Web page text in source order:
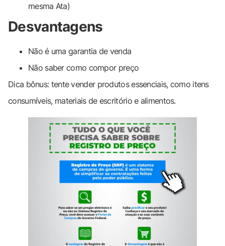
mesma Ata)
Desvantagens
Não é uma garantia de venda
Não saber como compor preço
Dica bônus: tente vender produtos essenciais, como itens
consumíveis, materiais de escritório e alimentos.